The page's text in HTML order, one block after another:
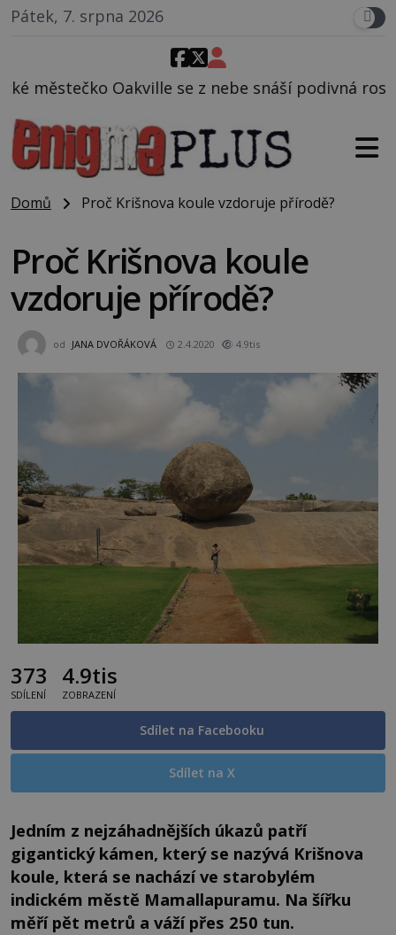
Pátek, 7. srpna 2026
z nebe snáší podivná rosolovitá látka
Domů Proč Krišnova koule vzdoruje přírodě?
Proč Krišnova koule
vzdoruje přírodě?
od JANA DVOŘÁKOVÁ 2.4.2020 4.9tis
373
SDÍLENÍ
4.9tis
ZOBRAZENÍ
Sdílet na Facebooku
Sdílet na X
Jedním z nejzáhadnějších úkazů patří
gigantický kámen, který se nazývá Krišnova
koule, která se nachází ve starobylém
indickém městě Mamallapuramu. Na šířku
měří pět metrů a váží přes 250 tun.